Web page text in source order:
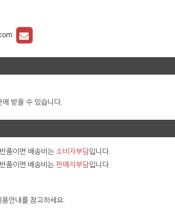
받을 수 있습니다.
품이면 배송비는 소비자부담입니다.
품이면 배송비는 판매자부담입니다.
안내를 참고하세요.